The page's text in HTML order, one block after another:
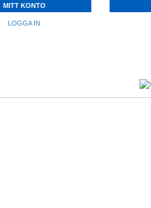
MITT KONTO
LOGGA IN